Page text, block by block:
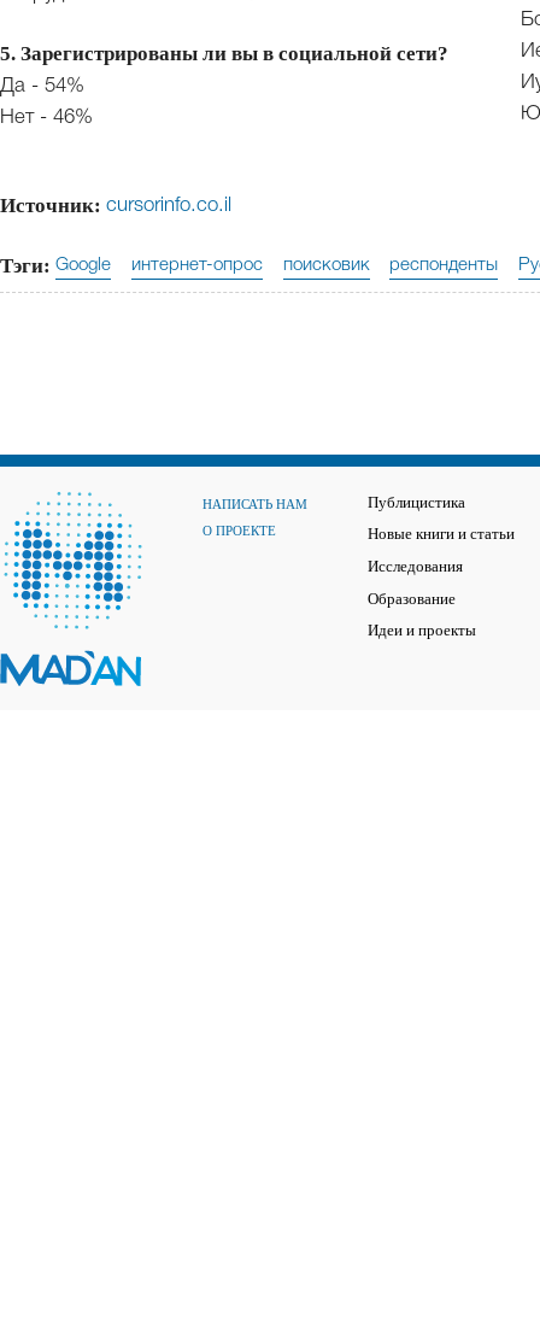
5. Зарегистрированы ли вы в социальной сети?
Да - 54%
Нет - 46%
Источник: cursorinfo.co.il
Тэги: Google интернет-опрос поисковик респонденты
НАПИСАТЬ НАМ
О ПРОЕКТЕ
Публицистика
Новые книги и статьи
Исследования
Образование
Идеи и проекты